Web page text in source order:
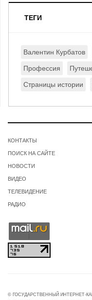
ТЕГИ
Валентин Курбатов
Профессия
Страницы истории
КОНТАКТЫ
ПОИСК НА САЙТЕ
НОВОСТИ
ВИДЕО
ТЕЛЕВИДЕНИЕ
РАДИО
© ГОСУДАРСТВЕННЫЙ ИНТЕРНЕТ-